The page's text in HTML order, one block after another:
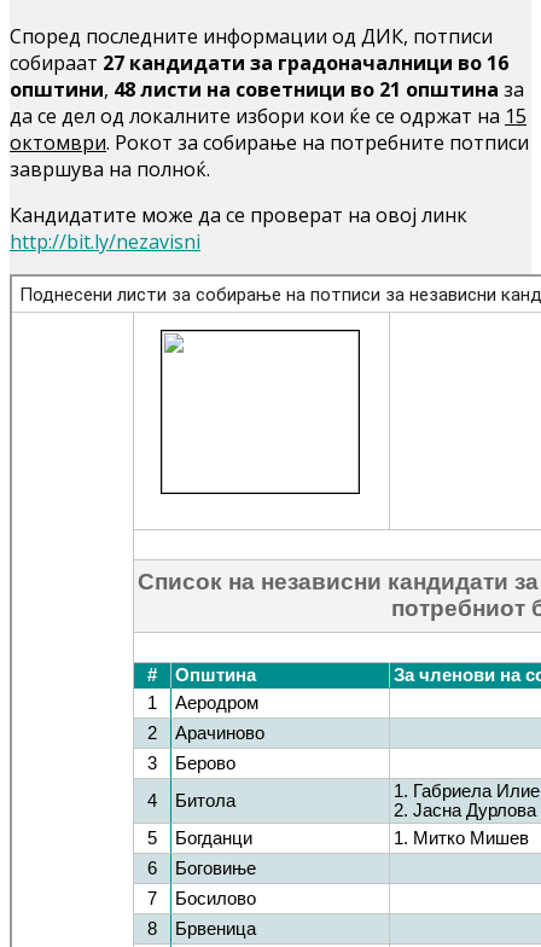
Според последните информации од ДИК, потписи
собираат 27 кандидати за градоначалници во 16
општини, 48 листи на советници во 21 општина за
да се дел од локалните избори кои ќе се одржат на 15
октомври. Рокот за собирање на потребните потписи
завршува на полноќ.
Кандидатите може да се проверат на овој линк
http://bit.ly/nezavisni